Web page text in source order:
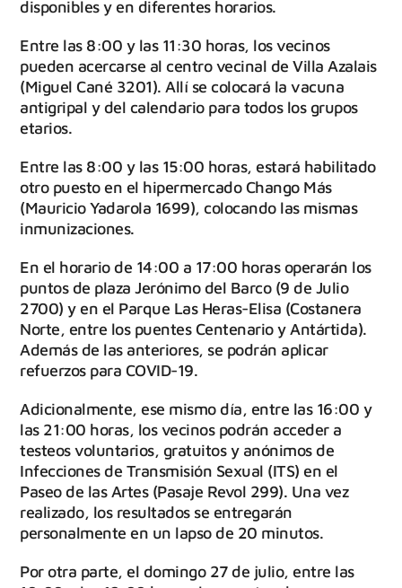
disponibles y en diferentes horarios.
Entre las 8:00 y las 11:30 horas, los vecinos
pueden acercarse al centro vecinal de Villa Azalais
(Miguel Cané 3201). Allí se colocará la vacuna
antigripal y del calendario para todos los grupos
etarios.
Entre las 8:00 y las 15:00 horas, estará habilitado
otro puesto en el hipermercado Chango Más
(Mauricio Yadarola 1699), colocando las mismas
inmunizaciones.
En el horario de 14:00 a 17:00 horas operarán los
puntos de plaza Jerónimo del Barco (9 de Julio
2700) y en el Parque Las Heras-Elisa (Costanera
Norte, entre los puentes Centenario y Antártida).
Además de las anteriores, se podrán aplicar
refuerzos para COVID-19.
Adicionalmente, ese mismo día, entre las 16:00 y
las 21:00 horas, los vecinos podrán acceder a
testeos voluntarios, gratuitos y anónimos de
Infecciones de Transmisión Sexual (ITS) en el
Paseo de las Artes (Pasaje Revol 299). Una vez
realizado, los resultados se entregarán
personalmente en un lapso de 20 minutos.
Por otra parte, el domingo 27 de julio, entre las